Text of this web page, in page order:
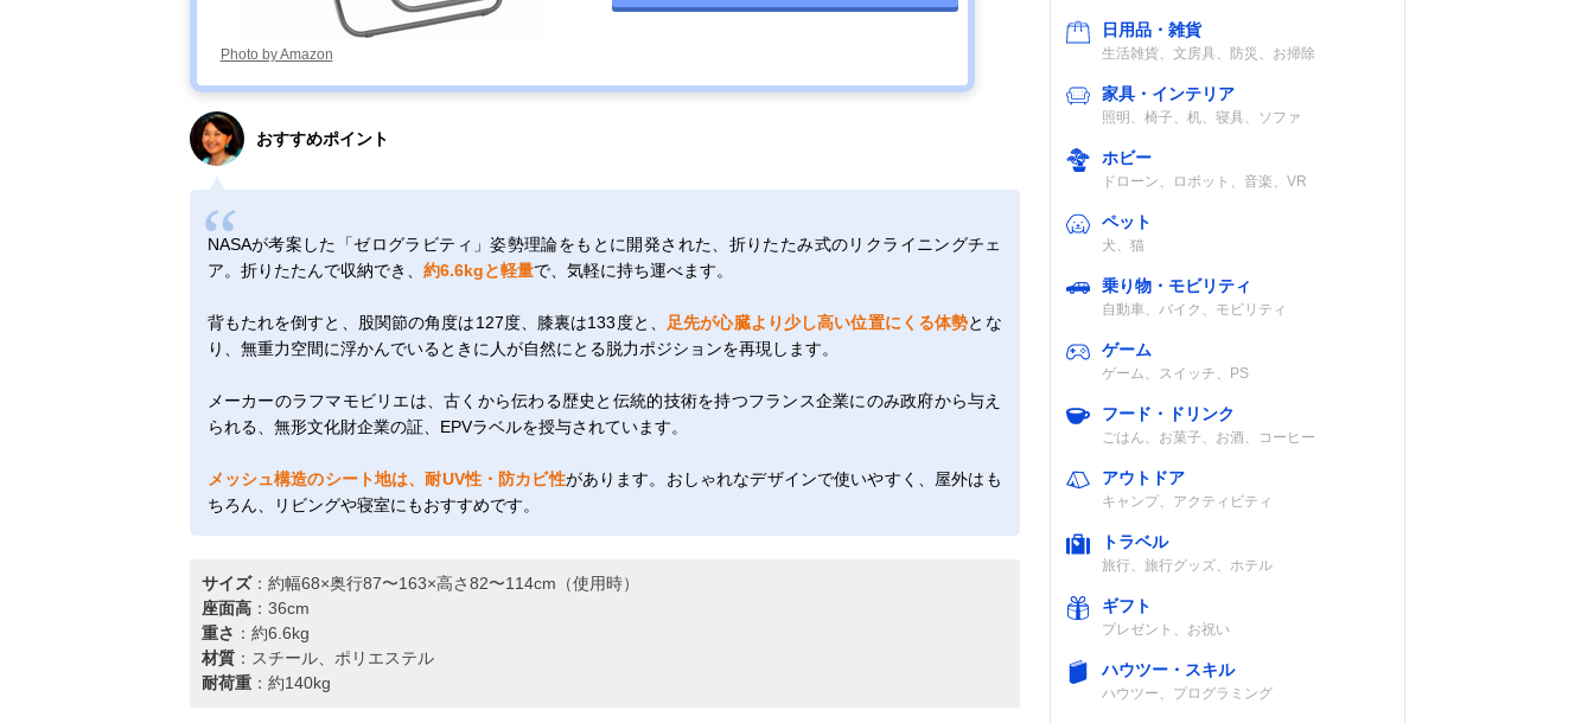
Photo by Amazon
おすすめポイント
NASAが考案した「ゼログラビティ」姿勢理論をもとに開発された、折りたたみ式のリクライニングチェ
ア。折りたたんで収納でき、 約6.6kgと軽量で、気軽に持ち運べます。
背もたれを倒すと、股関節の角度は127度、膝裏は133度と、 足先が心臓より少し高い位置にくる体勢とな
り、無重力空間に浮かんでいるときに人が自然にとる脱力ポジションを再現します。
メーカーのラフマモビリエは、古くから伝わる歴史と伝統的技術を持つフランス企業にのみ政府から与え
られる、無形文化財企業の証、EPVラベルを授与されています。
メッシュ構造のシート地は、耐UV性・防カビ性があります。おしゃれなデザインで使いやすく、屋外はも
ちろん、リビングや寝室にもおすすめです。
サイズ：約幅68×奥行87〜163×高さ82〜114cm（使用時）
座面高：36cm
重さ ：約6.6kg
材質：スチール、ポリエステル
耐荷重：約140kg
日用品・雑貨
生活雑貨、文房具、防災、お掃除
家具・インテリア
照明、椅子、机、寝具、ソファ
ホビー
ドローン、ロボット、音楽、VR
ペット
犬、猫
乗り物・モビリティ
自動車、バイク、モビリティ
ゲーム
ゲーム、スイッチ、PS
フード・ドリンク
ごはん、お菓子、お酒、コーヒー
アウトドア
キャンプ、アクティビティ
トラベル
旅行、旅行グッズ、ホテル
ギフト
プレゼント、お祝い
ハウツー・スキル
ハウツー、プログラミング